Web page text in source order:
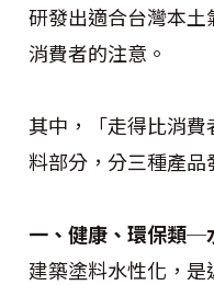
研發出適合台灣本
消費者的注意。
其中，「走得比消
料部分，分三種產品
一、健康、環保類─
建築塗料水性化，